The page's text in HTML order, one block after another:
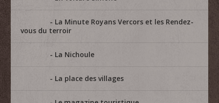
La Minute Royans Vercors et les Rendez-
vous du terroir
La Nichoule
La place des villages